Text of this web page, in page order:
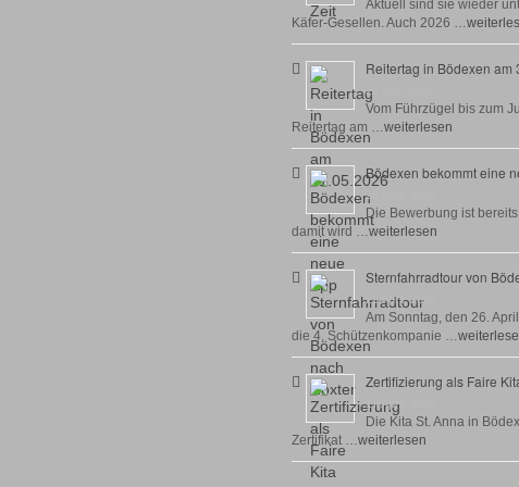
Aktuell sind sie wieder
Käfer-Gesellen. Auch 2026 …
Reitertag in Bödexen am
27 Mai, 2026
Vom Führzügel bis zum
Reitertag am …weiterlesen
Bödexen bekommt eine
28 April, 2026
Die Bewerbung ist
damit wird …weiterlesen
Sternfahrradtour von
23 April, 2026
Am Sonntag, den 26.
die 4. Schützenkompanie …
Zertifizierung als Faire
17 April, 2026
Die Kita St. Anna in
Zertifikat …weiterlesen